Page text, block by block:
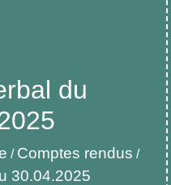
du
/ Comptes rendus /
30.04.2025